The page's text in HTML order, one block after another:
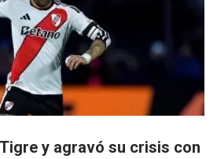
y agravó su crisis con